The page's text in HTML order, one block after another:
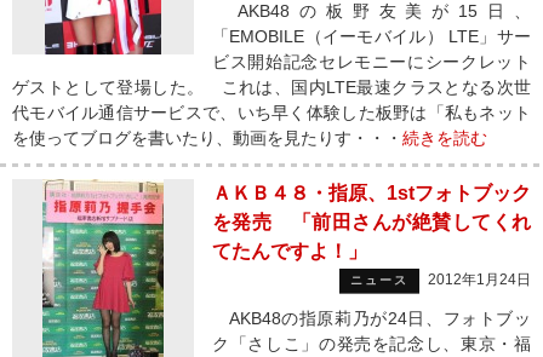
AKB48の板野友美が15日、
「EMOBILE（イーモバイル） LTE」サー
ビス開始記念セレモニーにシークレット
ゲストとして登場した。 これは、国内LTE最速クラスとなる次世
代モバイル通信サービスで、いち早く体験した板野は「私もネット
を使ってブログを書いたり、動画を見たりす・・・ 続きを読む
ＡＫＢ４８・指原、1stフォトブック
を発売 「前田さんが絶賛してくれ
てたんですよ！」
ニュース 2012年1月24日
AKB48の指原莉乃が24日、フォトブッ
ク「さしこ」の発売を記念し、東京・福